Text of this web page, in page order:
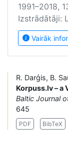
1991–2018,
Izstrādātāji:
Vairāk
R. Darģis, B.
Korpuss.lv –
Baltic Journal
645
PDF BibTeX